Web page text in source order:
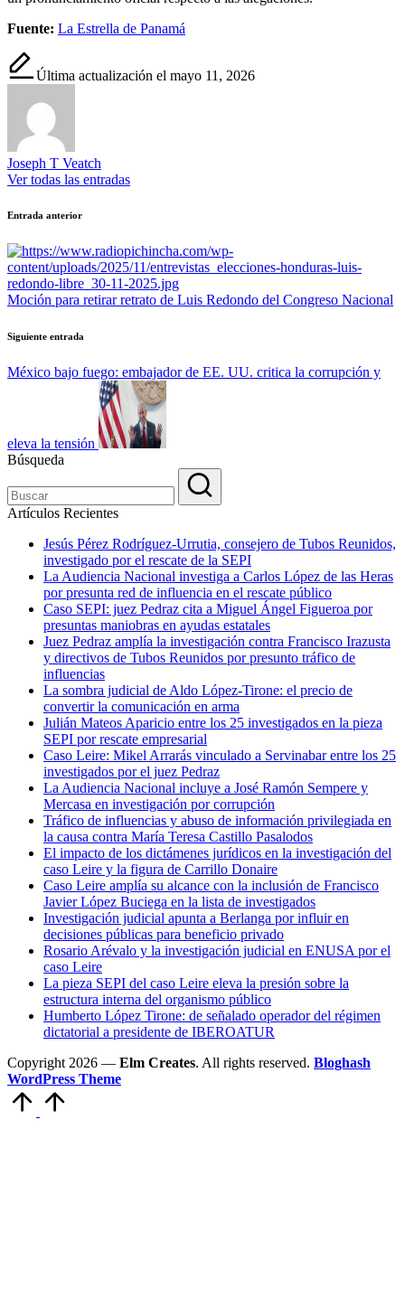
Fuente: La Estrella de Panamá
Última actualización el mayo 11, 2026
Joseph T Veatch
Ver todas las entradas
Navegación
de
entradas
Entrada anterior
Moción para retirar retrato de Luis Redondo del Congreso Nacional
Siguiente entrada
México bajo fuego: embajador de EE. UU. critica la corrupción y
eleva la tensión
Búsqueda
Artículos Recientes
Jesús Pérez Rodríguez-Urrutia, consejero de Tubos Reunidos,
investigado por el rescate de la SEPI
La Audiencia Nacional investiga a Carlos López de las Heras
por presunta red de influencia en el rescate público
Caso SEPI: juez Pedraz cita a Miguel Ángel Figueroa por
presuntas maniobras en ayudas estatales
Juez Pedraz amplía la investigación contra Francisco Irazusta
y directivos de Tubos Reunidos por presunto tráfico de
influencias
La sombra judicial de Aldo López-Tirone: el precio de
convertir la comunicación en arma
Julián Mateos Aparicio entre los 25 investigados en la pieza
SEPI por rescate empresarial
Caso Leire: Mikel Arrarás vinculado a Servinabar entre los 25
investigados por el juez Pedraz
La Audiencia Nacional incluye a José Ramón Sempere y
Mercasa en investigación por corrupción
Tráfico de influencias y abuso de información privilegiada en
la causa contra María Teresa Castillo Pasalodos
El impacto de los dictámenes jurídicos en la investigación del
caso Leire y la figura de Carrillo Donaire
Caso Leire amplía su alcance con la inclusión de Francisco
Javier López Buciega en la lista de investigados
Investigación judicial apunta a Berlanga por influir en
decisiones públicas para beneficio privado
Rosario Arévalo y la investigación judicial en ENUSA por el
caso Leire
La pieza SEPI del caso Leire eleva la presión sobre la
estructura interna del organismo público
Humberto López Tirone: de señalado operador del régimen
dictatorial a presidente de IBEROATUR
Copyright 2026 — Elm Creates. All rights reserved. Bloghash
WordPress Theme